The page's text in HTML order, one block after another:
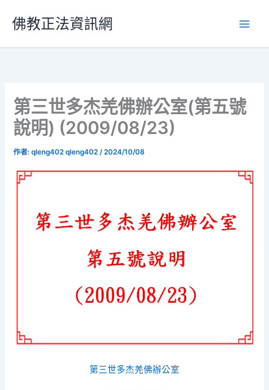
要
佛教正法資訊網
第三世多杰羌佛辦公室(第五號
說明) (2009/08/23)
作者:qleng402 qleng402/2024/10/08
第三世多杰羌佛辦公室